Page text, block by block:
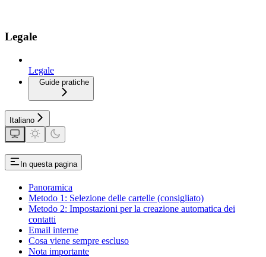
Legale
Legale
Guide pratiche
Italiano
In questa pagina
Panoramica
Metodo 1: Selezione delle cartelle (consigliato)
Metodo 2: Impostazioni per la creazione automatica dei
contatti
Email interne
Cosa viene sempre escluso
Nota importante